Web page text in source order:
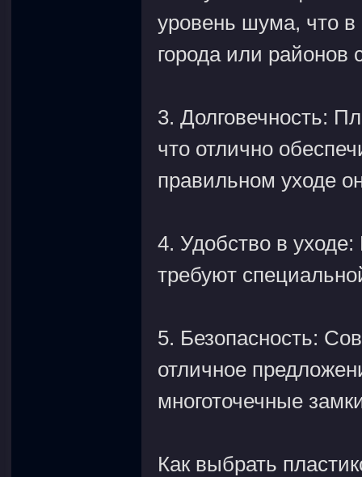
уровень шума, что в
города или
3. Долговечность:
что отлично
правильном уходе
4. Удобство в уходе:
требуют
5. Безопасность:
отличное
многоточечные
Как выбрать